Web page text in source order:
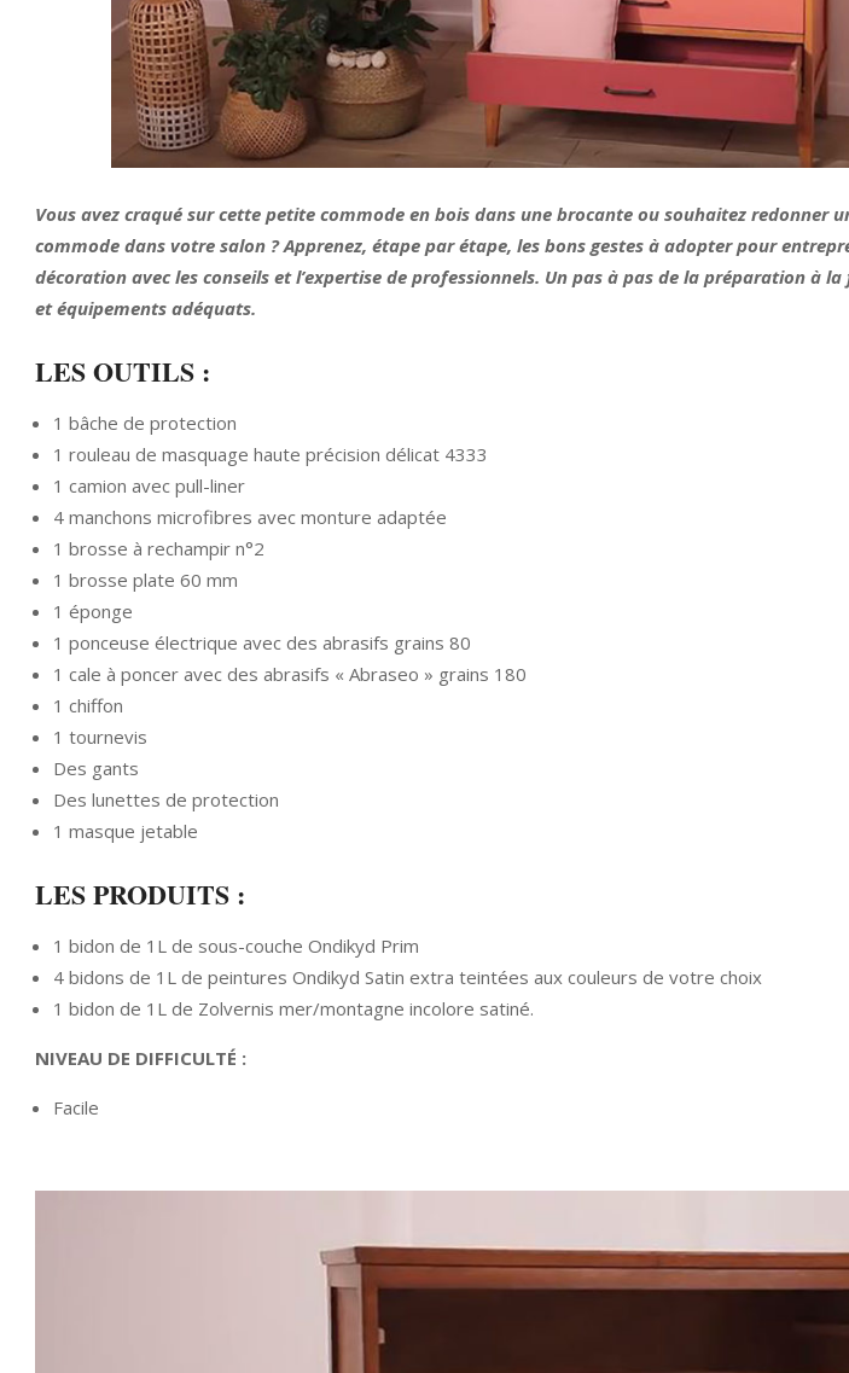
Vous avez craqué sur cette petite commode en bois dans une brocante ou souhaitez redonner
commode dans votre salon ? Apprenez, étape par étape, les bons gestes à adopter pour
décoration avec les conseils et l’expertise de professionnels. Un pas à pas de la préparation à
et équipements adéquats.
LES OUTILS :
1 bâche de protection
1 rouleau de masquage haute précision délicat 4333
1 camion avec pull-liner
4 manchons microfibres avec monture adaptée
1 brosse à rechampir n°2
1 brosse plate 60 mm
1 éponge
1 ponceuse électrique avec des abrasifs grains 80
1 cale à poncer avec des abrasifs « Abraseo » grains 180
1 chiffon
1 tournevis
Des gants
Des lunettes de protection
1 masque jetable
LES PRODUITS :
1 bidon de 1L de sous-couche Ondikyd Prim
4 bidons de 1L de peintures Ondikyd Satin extra teintées aux couleurs de votre choix
1 bidon de 1L de Zolvernis mer/montagne incolore satiné.
NIVEAU DE DIFFICULTÉ :
Facile